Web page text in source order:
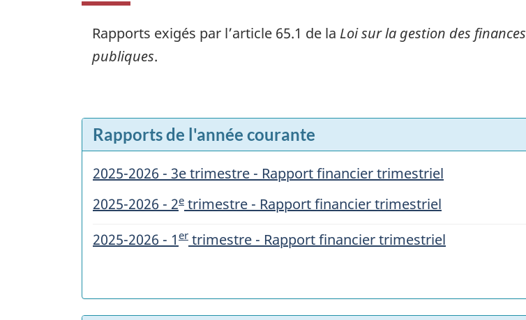
Rapports exigés par l’article 65.1 de la Loi sur la gestion des finances
publiques.
Rapports de l'année courante
2025-2026 - 3e trimestre - Rapport financier trimestriel
2025-2026 - 2e trimestre - Rapport financier trimestriel
2025-2026 - 1 er trimestre - Rapport financier trimestriel